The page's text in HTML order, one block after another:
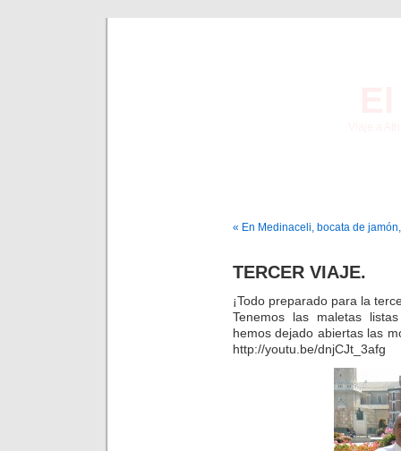
« En Medinaceli, bocata de
TERCER VIAJE.
¡Todo preparado para la
Tenemos las maletas
hemos dejado abiertas las
http://youtu.be/dnjCJt_3afg